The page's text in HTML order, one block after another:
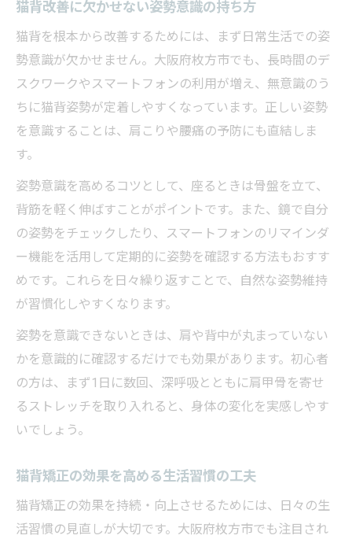
猫背改善に欠かせない姿勢意識の持ち方
猫背を根本から改善するためには、まず日常生活での姿
勢意識が欠かせません。大阪府枚方市でも、長時間のデ
スクワークやスマートフォンの利用が増え、無意識のう
ちに猫背姿勢が定着しやすくなっています。正しい姿勢
を意識することは、肩こりや腰痛の予防にも直結しま
す。
姿勢意識を高めるコツとして、座るときは骨盤を立て、
背筋を軽く伸ばすことがポイントです。また、鏡で自分
の姿勢をチェックしたり、スマートフォンのリマインダ
ー機能を活用して定期的に姿勢を確認する方法もおすす
めです。これらを日々繰り返すことで、自然な姿勢維持
が習慣化しやすくなります。
姿勢を意識できないときは、肩や背中が丸まっていない
かを意識的に確認するだけでも効果があります。初心者
の方は、まず1日に数回、深呼吸とともに肩甲骨を寄せ
るストレッチを取り入れると、身体の変化を実感しやす
いでしょう。
猫背矯正の効果を高める生活習慣の工夫
猫背矯正の効果を持続・向上させるためには、日々の生
活習慣の見直しが大切です。大阪府枚方市でも注目され